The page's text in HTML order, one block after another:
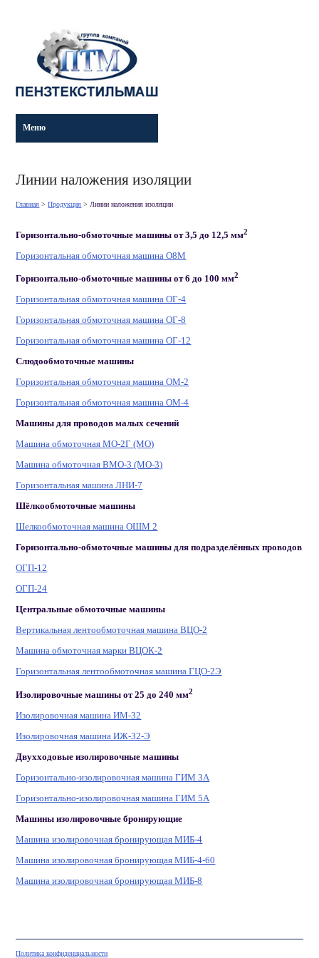
Меню
Линии наложения изоляции
Главная >Продукция > Линии наложения изоляции
Горизонтально-обмоточные машины от 3,5 до 12,5 мм2
Горизонтальная обмоточная машина О8М
Горизонтально-обмоточные машины от 6 до 100 мм2
Горизонтальная обмоточная машина ОГ-4
Горизонтальная обмоточная машина ОГ-8
Горизонтальная обмоточная машина ОГ-12
Слюдообмоточные машины
Горизонтальная обмоточная машина ОМ-2
Горизонтальная обмоточная машина ОМ-4
Машины для проводов малых сечений
Машина обмоточная МО-2Г (МО)
Машина обмоточная ВМО-3 (МО-3)
Горизонтальная машина ЛНИ-7
Шёлкообмоточные машины
Шелкообмоточная машина ОШМ 2
Горизонтально-обмоточные машины для подразделённых проводов
ОГП-12
ОГП-24
Центральные обмоточные машины
Вертикальная лентообмоточная машина ВЦО-2
Машина обмоточная марки ВЦОК-2
Горизонтальная лентообмоточная машина ГЦО-2Э
Изолировочные машины от 25 до 240 мм2
Изолировочная машина ИМ-32
Изолировочная машина ИЖ-32-Э
Двухходовые изолировочные машины
Горизонтально-изолировочная машина ГИМ 3А
Горизонтально-изолировочная машина ГИМ 5А
Машины изолировочные бронирующие
Машина изолировочная бронирующая МИБ-4
Машина изолировочная бронирующая МИБ-4-60
Машина изолировочная бронирующая МИБ-8
Политика конфиденциальности